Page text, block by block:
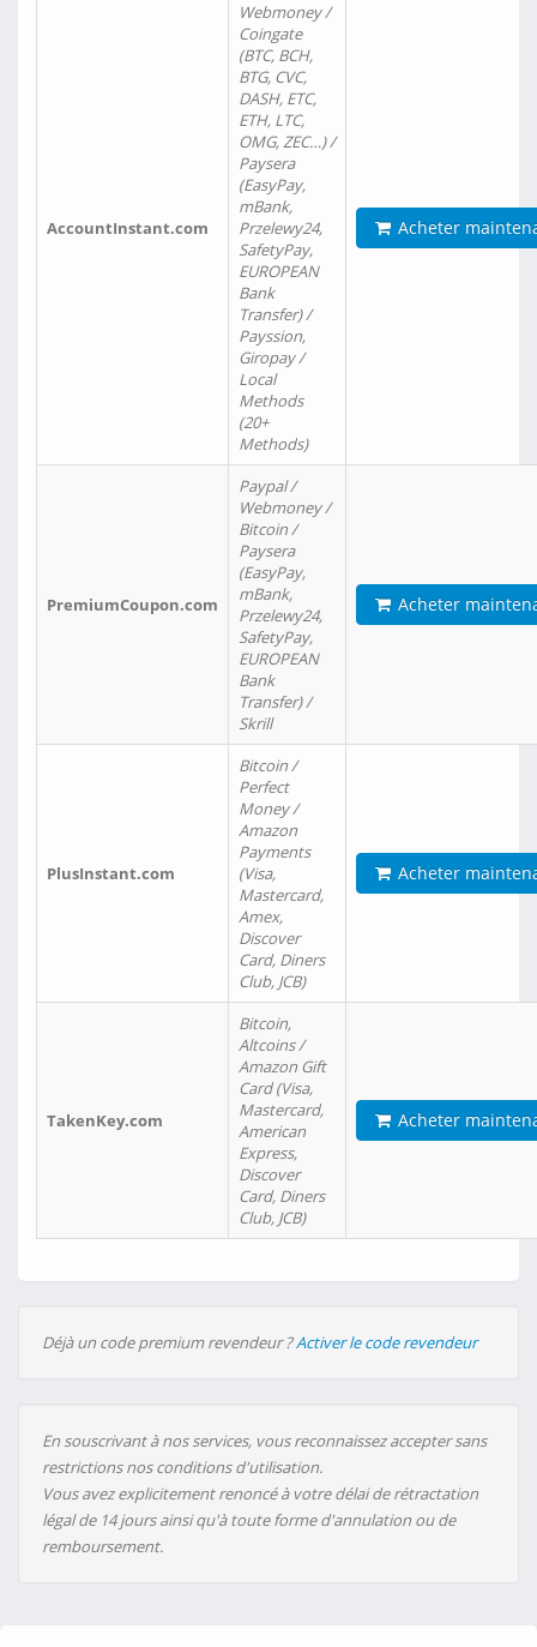
AccountInstant.com
Webmoney /
Coingate
(BTC, BCH,
BTG, CVC,
DASH, ETC,
ETH, LTC,
OMG, ZEC…) /
Paysera
(EasyPay,
mBank,
Przelewy24,
SafetyPay,
EUROPEAN
Bank
Transfer) /
Payssion,
Giropay /
Local
Methods
(20+
Methods)
Acheter
PremiumCoupon.com
Paypal /
Webmoney /
Bitcoin /
Paysera
(EasyPay,
mBank,
Przelewy24,
SafetyPay,
EUROPEAN
Bank
Transfer) /
Skrill
Acheter
PlusInstant.com
Bitcoin /
Perfect
Money /
Amazon
Payments
(Visa,
Mastercard,
Amex,
Discover
Card, Diners
Club, JCB)
Acheter
TakenKey.com
Bitcoin,
Altcoins /
Amazon Gift
Card (Visa,
Mastercard,
American
Express,
Discover
Card, Diners
Club, JCB)
Acheter
Déjà un code premium revendeur ?Activer le code revendeur
En souscrivant à nos services, vous reconnaissez accepter sans
restrictions nos conditions d'utilisation.
Vous avez explicitement renoncé à votre délai de rétractation
légal de 14 jours ainsi qu'à toute forme d'annulation ou de
remboursement.